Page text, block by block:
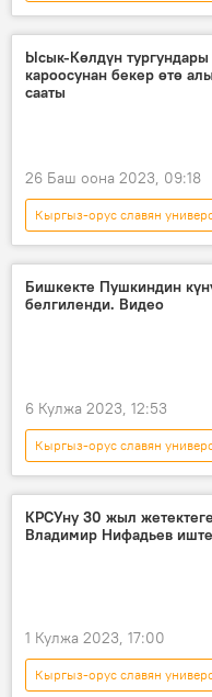
көргөзмө
Видео
Жогорку окуу жайы
Ысык-Көлдүн тургундары
кароосунан бекер өтө
сааты
26 Баш оона 2023, 09:18
Кыргыз-орус славян
Чолпон-Ата
уролог
дарыгер
Бишкекте Пушкиндин
белгиленди. Видео
6 Кулжа 2023, 12:53
Кыргыз-орус славян
Александр Пушкин
Видео
КРСУну 30 жыл
Владимир Нифадьев
1 Кулжа 2023, 17:00
Кыргыз-орус славян